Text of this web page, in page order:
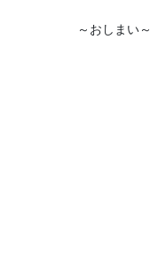
～おしまい～